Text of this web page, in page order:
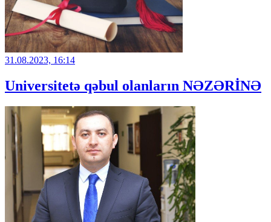
31.08.2023, 16:14
Universitetə qəbul olanların NƏZƏRİNƏ